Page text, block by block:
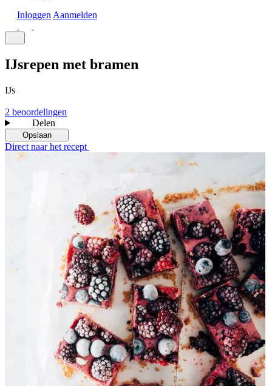
Inloggen Aanmelden
IJsrepen met bramen
IJs
2 beoordelingen
Delen
Opslaan
Direct naar het recept